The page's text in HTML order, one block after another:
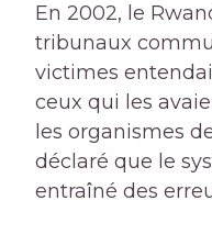
En 2002, le
tribunaux
victimes
ceux qui les
les organismes
déclaré que le
entraîné des